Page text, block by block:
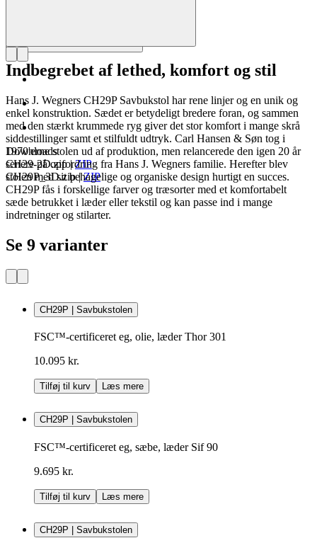
Downloads
CH29-2D.zip|ZIP
CH29P_3D.zip|ZIP
Indbegrebet af lethed, komfort og stil
Hans J. Wegners CH29P Savbukstol har rene linjer og en unik og
enkel konstruktion. Sædet er betydeligt bredere foran, og sammen
med den stærkt krummede ryg giver det stor komfort i mange skrå
siddestillinger samt et stilfuldt udtryk. Carl Hansen & Søn tog i
1970'erne stolen ud af produktion, men relancerede den igen 20 år
senere på opfordring fra Hans J. Wegners familie. Herefter blev
stolen med sit behagelige og organiske design hurtigt en succes.
CH29P fås i forskellige farver og træsorter med et komfortabelt
sæde betrukket i læder eller tekstil og kan passe ind i mange
indretninger og stilarter.
Se 9 varianter
CH29P | Savbukstolen
FSC™-certificeret eg, olie, læder Thor 301
10.095 kr.
Tilføj til kurv Læs mere
CH29P | Savbukstolen
FSC™-certificeret eg, sæbe, læder Sif 90
9.695 kr.
Tilføj til kurv Læs mere
CH29P | Savbukstolen